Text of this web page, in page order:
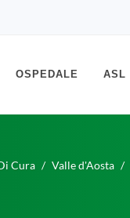
OSPEDALE ASL
Cura Valle d'Aosta